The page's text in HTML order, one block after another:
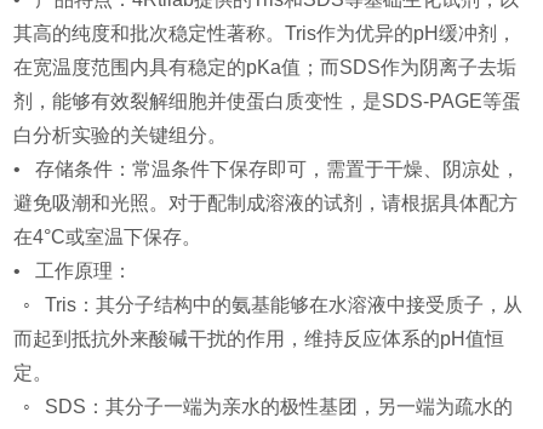
其高的纯度和批次稳定性著称。Tris作为优异的pH缓冲剂，
在宽温度范围内具有稳定的pKa值；而SDS作为阴离子去垢
剂，能够有效裂解细胞并使蛋白质变性，是SDS-PAGE等蛋
白分析实验的关键组分。
• 存储条件：常温条件下保存即可，需置于干燥、阴凉处，
避免吸潮和光照。对于配制成溶液的试剂，请根据具体配方
在4°C或室温下保存。
• 工作原理：
◦ Tris：其分子结构中的氨基能够在水溶液中接受质子，从
而起到抵抗外来酸碱干扰的作用，维持反应体系的pH值恒
定。
◦ SDS：其分子一端为亲水的极性基团，另一端为疏水的